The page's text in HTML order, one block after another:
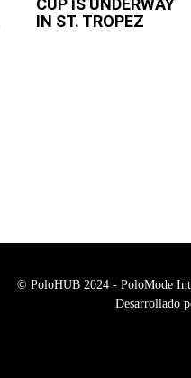
CUP IS UNDERWAY
IN ST. TROPEZ
© PoloHUB 2024 - PoloMode
Desarrollado